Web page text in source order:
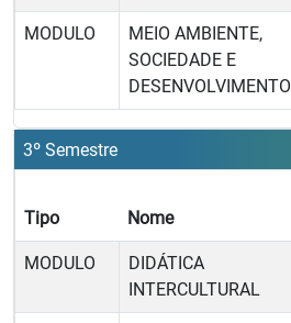
MODULO
MEIO AMBIENTE,
SOCIEDADE E
DESENVOLVIMENTO
3º Semestre
Tipo Nome
MODULO
DIDÁTICA
INTERCULTURAL